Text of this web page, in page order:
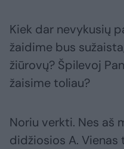
Kiek dar nevykusių
žaidime bus
žiūrovų? Špilevoj
žaisime toliau?
Noriu verkti. Nes aš
didžiosios A. Vienas